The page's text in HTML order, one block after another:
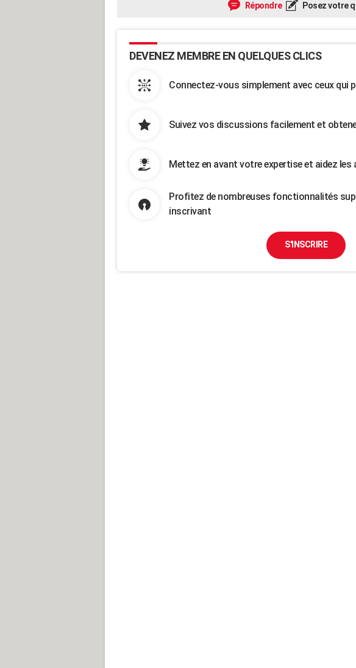
Répondre Posez votre
DEVENEZ MEMBRE EN QUELQUES CLICS
Connectez-vous simplement avec ceux qui
Suivez vos discussions facilement et
Mettez en avant votre expertise et aidez les
Profitez de nombreuses fonctionnalités
inscrivant
S'INSCRIRE